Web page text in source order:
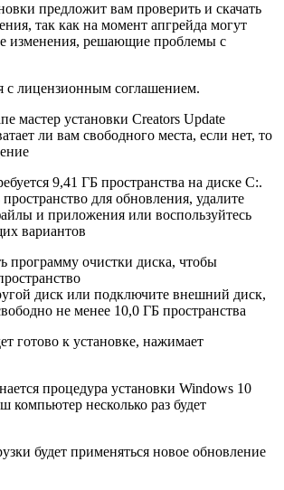
предложит вам проверить и скачать
так как на момент апгрейда могут
изменения, решающие проблемы с
с лицензионным соглашением.
мастер установки Creators Update
ли вам свободного места, если нет, то
9,41 ГБ пространства на диске C:.
для обновления, удалите
и приложения или воспользуйтесь
вариантов
программу очистки диска, чтобы
диск или подключите внешний диск,
не менее 10,0 ГБ пространства
готово к установке, нажимает
процедура установки Windows 10
компьютер несколько раз будет
будет применяться новое обновление